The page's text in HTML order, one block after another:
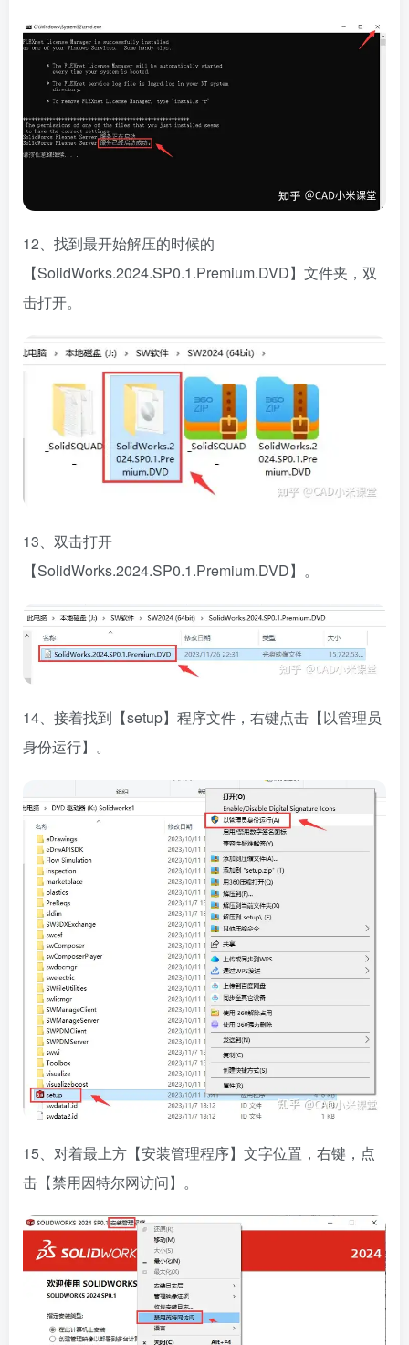
12、找到最开始解压的时候的
【SolidWorks.2024.SP0.1.Premium.DVD】文件夹，双
击打开。
13、双击打开
【SolidWorks.2024.SP0.1.Premium.DVD】。
14、接着找到【setup】程序文件，右键点击【以管理员
身份运行】。
15、对着最上方【安装管理程序】文字位置，右键，点
击【禁用因特尔网访问】。